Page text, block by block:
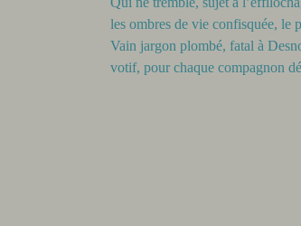
les ombres de vie confisquée, le
Vain jargon plombé, fatal à
votif, pour chaque compagnon